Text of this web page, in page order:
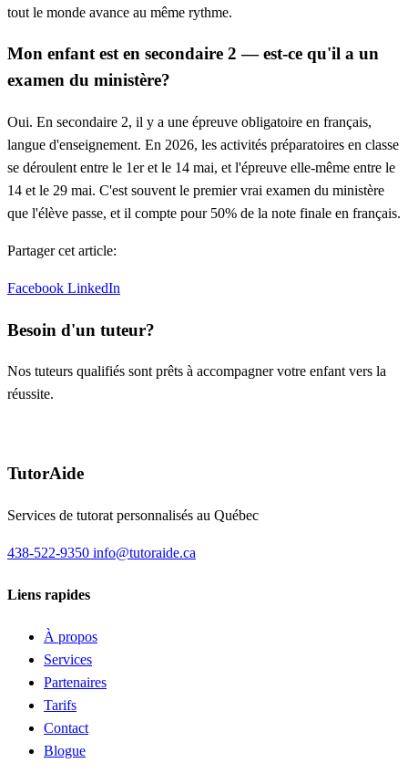
tout le monde avance au même rythme.
Mon enfant est en secondaire 2 — est-ce qu'il a un
examen du ministère?
Oui. En secondaire 2, il y a une épreuve obligatoire en français,
langue d'enseignement. En 2026, les activités préparatoires en classe
se déroulent entre le 1er et le 14 mai, et l'épreuve elle-même entre le
14 et le 29 mai. C'est souvent le premier vrai examen du ministère
que l'élève passe, et il compte pour 50% de la note finale en français.
Partager cet article:
Facebook LinkedIn
Besoin d'un tuteur?
Nos tuteurs qualifiés sont prêts à accompagner votre enfant vers la
réussite.
TutorAide
Services de tutorat personnalisés au Québec
438-522-9350 info@tutoraide.ca
Liens rapides
À propos
Services
Partenaires
Tarifs
Contact
Blogue